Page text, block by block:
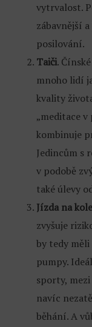
vytrvalost.
zábavnější
posilování.
Taiči.
mnoho lidí
kvality
„meditace
kombinuje
Jedincům s
v podobě
také úlevy
Jízda na kole
zvyšuje
by tedy
pumpy.
sporty,
navíc
běhání. A